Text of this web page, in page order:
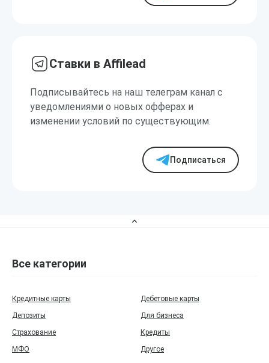
Ставки в Affilead
Подписывайтесь на наш телеграм канал с
уведомлениями о новых офферах и
изменении условий по существующим.
Подписаться
Все категории
Кредитные карты
Дебетовые карты
Депозиты
Для бизнеса
Страхование
Кредиты
МФО
Другое